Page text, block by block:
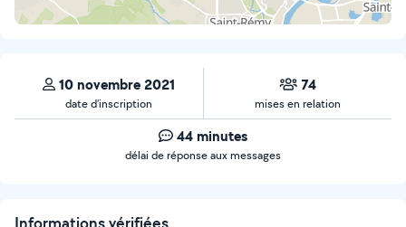
10 novembre 2021
date d’inscription
74
mises en relation
44 minutes
délai de réponse aux messages